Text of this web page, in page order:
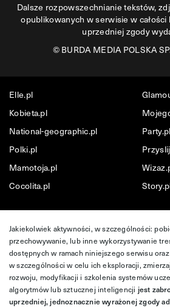
Dalsze rozpowszechnianie tekstów,
opublikowanych w serwisie w
uprzedniej zgody
©BURDA MEDIA POLSKA
Elle.pl
Kobieta.pl
National-geographic.pl
Party.pl
Polki.pl
Mamotoja.pl
Cocolita.pl
Jakiekolwiek aktywności, w szczególności:
przechowywanie, lub inne wykorzystywanie
dostępnych w ramach niniejszego serwisu
w szczególności w celu ich eksploracji,
rozwoju, modyfikacji i szkolenia systemów
algorytmów lub sztucznej inteligencji jest
uprzedniej, jednoznacznie wyrażonej zgody